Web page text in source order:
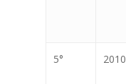
5° 2010